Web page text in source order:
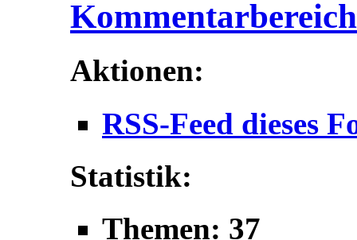
Aktionen:
RSS-Feed dieses
Statistik:
Themen: 37